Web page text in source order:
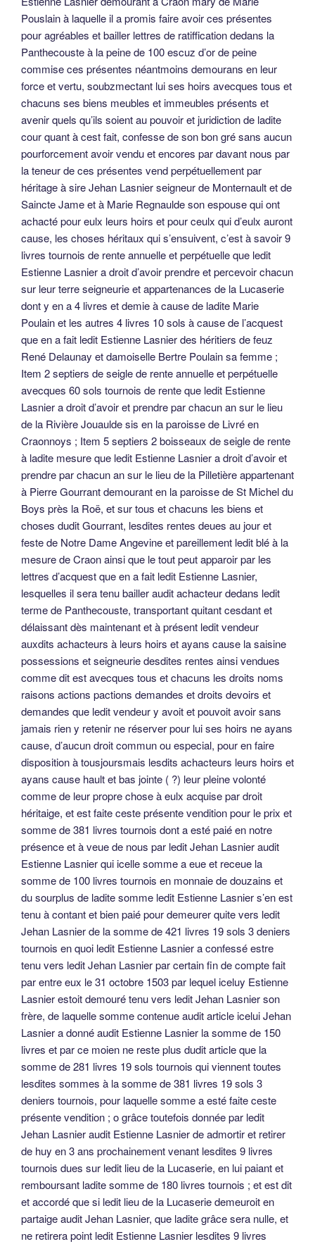
Pouslain à laquelle il a promis faire avoir ces présentes
pour agréables et bailler lettres de ratiffication dedans la
Panthecouste à la peine de 100 escuz d’or de peine
commise ces présentes néantmoins demourans en leur
force et vertu, soubzmectant lui ses hoirs avecques tous et
chacuns ses biens meubles et immeubles présents et
avenir quels qu’ils soient au pouvoir et juridiction de ladite
cour quant à cest fait, confesse de son bon gré sans aucun
pourforcement avoir vendu et encores par davant nous par
la teneur de ces présentes vend perpétuellement par
héritage à sire Jehan Lasnier seigneur de Monternault et de
Saincte Jame et à Marie Regnaulde son espouse qui ont
achacté pour eulx leurs hoirs et pour ceulx qui d’eulx auront
cause, les choses héritaux qui s’ensuivent, c’est à savoir 9
livres tournois de rente annuelle et perpétuelle que ledit
Estienne Lasnier a droit d’avoir prendre et percevoir chacun
sur leur terre seigneurie et appartenances de la Lucaserie
dont y en a 4 livres et demie à cause de ladite Marie
Poulain et les autres 4 livres 10 sols à cause de l’acquest
que en a fait ledit Estienne Lasnier des héritiers de feuz
René Delaunay et damoiselle Bertre Poulain sa femme ;
Item 2 septiers de seigle de rente annuelle et perpétuelle
avecques 60 sols tournois de rente que ledit Estienne
Lasnier a droit d’avoir et prendre par chacun an sur le lieu
de la Rivière Jouaulde sis en la paroisse de Livré en
Craonnoys ; Item 5 septiers 2 boisseaux de seigle de rente
à ladite mesure que ledit Estienne Lasnier a droit d’avoir et
prendre par chacun an sur le lieu de la Pilletière appartenant
à Pierre Gourrant demourant en la paroisse de St Michel du
Boys près la Roë, et sur tous et chacuns les biens et
choses dudit Gourrant, lesdites rentes deues au jour et
feste de Notre Dame Angevine et pareillement ledit blé à la
mesure de Craon ainsi que le tout peut apparoir par les
lettres d’acquest que en a fait ledit Estienne Lasnier,
lesquelles il sera tenu bailler audit achacteur dedans ledit
terme de Panthecouste, transportant quitant cesdant et
délaissant dès maintenant et à présent ledit vendeur
auxdits achacteurs à leurs hoirs et ayans cause la saisine
possessions et seigneurie desdites rentes ainsi vendues
comme dit est avecques tous et chacuns les droits noms
raisons actions pactions demandes et droits devoirs et
demandes que ledit vendeur y avoit et pouvoit avoir sans
jamais rien y retenir ne réserver pour lui ses hoirs ne ayans
cause, d’aucun droit commun ou especial, pour en faire
disposition à tousjoursmais lesdits achacteurs leurs hoirs et
ayans cause hault et bas jointe ( ?) leur pleine volonté
comme de leur propre chose à eulx acquise par droit
héritaige, et est faite ceste présente vendition pour le prix et
somme de 381 livres tournois dont a esté paié en notre
présence et à veue de nous par ledit Jehan Lasnier audit
Estienne Lasnier qui icelle somme a eue et receue la
somme de 100 livres tournois en monnaie de douzains et
du sourplus de ladite somme ledit Estienne Lasnier s’en est
tenu à contant et bien paié pour demeurer quite vers ledit
Jehan Lasnier de la somme de 421 livres 19 sols 3 deniers
tournois en quoi ledit Estienne Lasnier a confessé estre
tenu vers ledit Jehan Lasnier par certain fin de compte fait
par entre eux le 31 octobre 1503 par lequel iceluy Estienne
Lasnier estoit demouré tenu vers ledit Jehan Lasnier son
frère, de laquelle somme contenue audit article icelui Jehan
Lasnier a donné audit Estienne Lasnier la somme de 150
livres et par ce moien ne reste plus dudit article que la
somme de 281 livres 19 sols tournois qui viennent toutes
lesdites sommes à la somme de 381 livres 19 sols 3
deniers tournois, pour laquelle somme a esté faite ceste
présente vendition ; o grâce toutefois donnée par ledit
Jehan Lasnier audit Estienne Lasnier de admortir et retirer
de huy en 3 ans prochainement venant lesdites 9 livres
tournois dues sur ledit lieu de la Lucaserie, en lui paiant et
remboursant ladite somme de 180 livres tournois ; et est dit
et accordé que si ledit lieu de la Lucaserie demeuroit en
partaige audit Jehan Lasnier, que ladite grâce sera nulle, et
ne retirera point ledit Estienne Lasnier lesdites 9 livres